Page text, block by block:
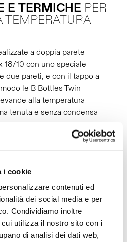
i cookie
contenuti ed
dei social media e per
Condividiamo inoltre
utilizza il nostro sito con i
di analisi dei dati web,
E TERMICHE PER
TEMPERATURA
a doppia parete
18/10 con uno speciale
due pareti, e con il tappo a
le B Bottles Twin
alla temperatura
tenuta e senza condensa
a 12 ore, freddi fino a 24 ore,
fino a 36 ore. Inoltre, l’ampia